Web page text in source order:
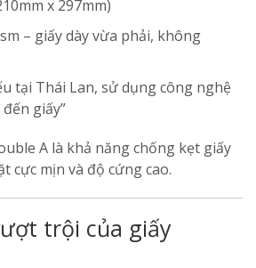
x 297mm)
– giấy dày vừa phải, không
tại Thái Lan, sử dụng công nghệ
giấy”
A là khả năng chống kẹt giấy
cực mịn và độ cứng cao.
trội của giấy